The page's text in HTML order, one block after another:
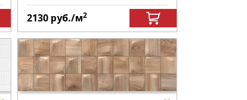
2130 руб./м2